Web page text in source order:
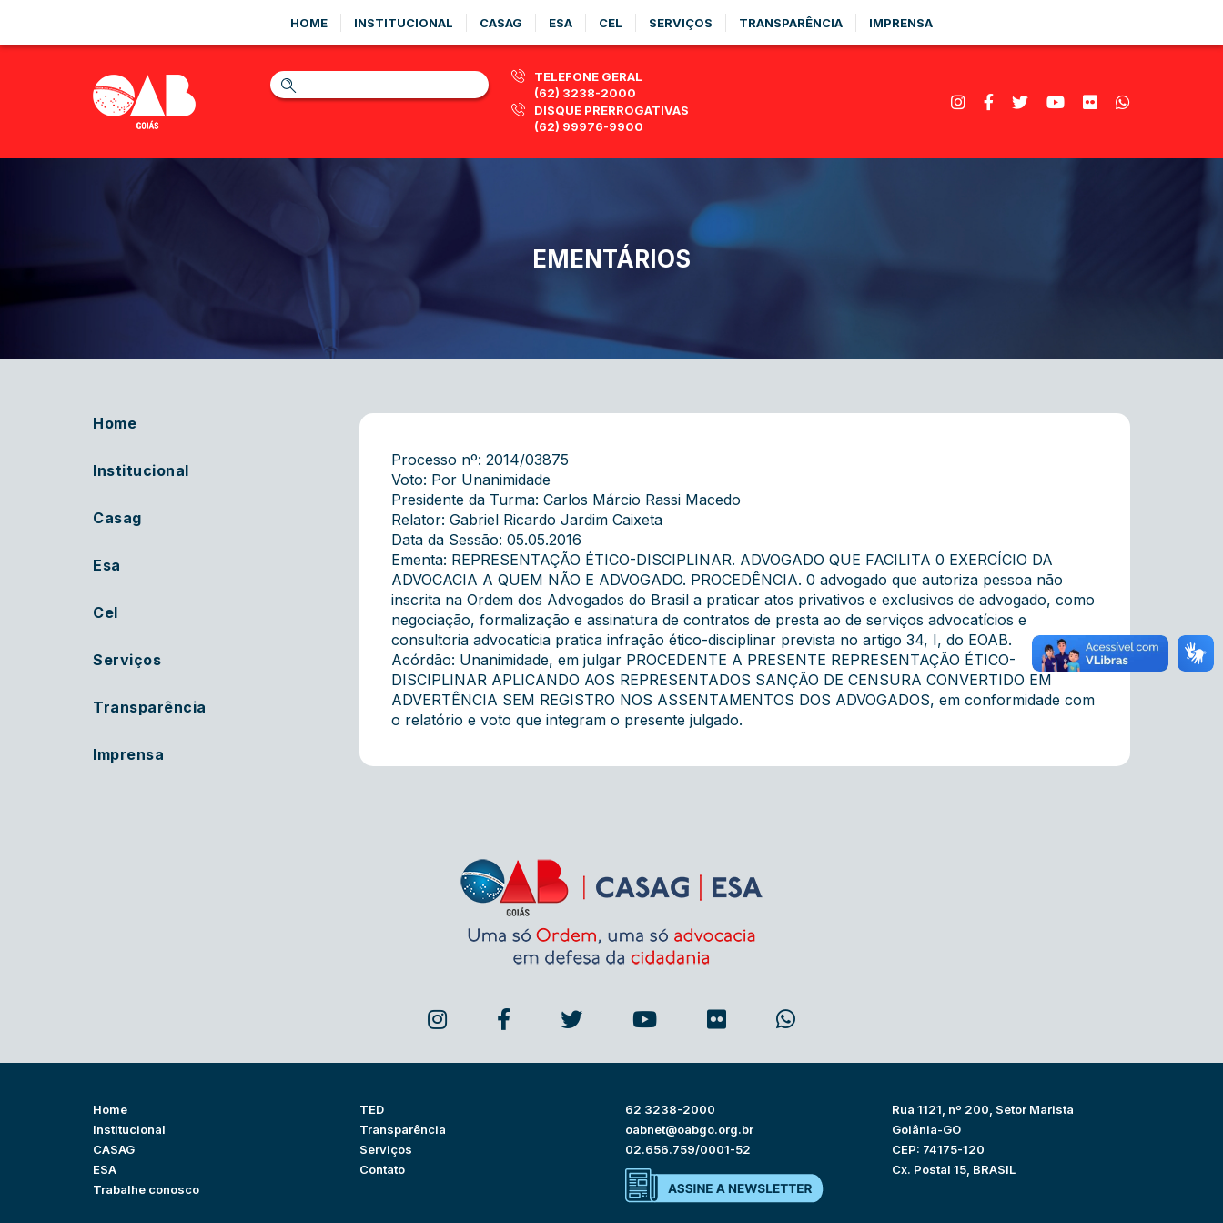
HOME INSTITUCIONAL CASAG ESA CEL SERVIÇOS TRANSPARÊNCIA IMPRENSA
TELEFONE GERAL
(62) 3238-2000
DISQUE PRERROGATIVAS
(62) 99976-9900
EMENTÁRIOS
Home
Institucional
Casag
Esa
Cel
Serviços
Transparência
Imprensa
Processo nº: 2014/03875
Voto: Por Unanimidade
Presidente da Turma: Carlos Márcio Rassi Macedo
Relator: Gabriel Ricardo Jardim Caixeta
Data da Sessão: 05.05.2016
Ementa: REPRESENTAÇÃO ÉTICO-DISCIPLINAR. ADVOGADO QUE FACILITA 0 EXERCÍCIO DA
ADVOCACIA A QUEM NÃO E ADVOGADO. PROCEDÊNCIA. 0 advogado que autoriza pessoa não
inscrita na Ordem dos Advogados do Brasil a praticar atos privativos e exclusivos de advogado, como
negociação, formalização e assinatura de contratos de presta ao de serviços advocatícios e
consultoria advocatícia pratica infração ético-disciplinar prevista no artigo 34, I, do EOAB.
Acórdão: Unanimidade, em julgar PROCEDENTE A PRESENTE REPRESENTAÇÃO ÉTICO-
DISCIPLINAR APLICANDO AOS REPRESENTADOS SANÇÃO DE CENSURA CONVERTIDO EM
ADVERTÊNCIA SEM REGISTRO NOS ASSENTAMENTOS DOS ADVOGADOS, em conformidade com
o relatório e voto que integram o presente julgado.
Home
Institucional
CASAG
ESA
Trabalhe conosco
TED
Transparência
Serviços
Contato
62 3238-2000
oabnet@oabgo.org.br
02.656.759/0001-52
Rua 1121, nº 200, Setor Marista
Goiânia-GO
CEP: 74175-120
Cx. Postal 15, BRASIL